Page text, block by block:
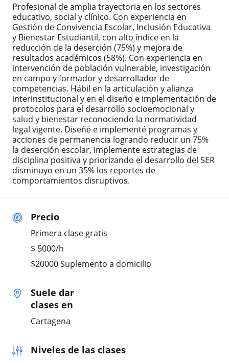
Precio
Primera clase gratis
$ 5000/h
$20000 Suplemento a domicilio
Suele dar
clases en
Cartagena
Niveles de las clases
Profesional de amplia trayectoria en los sectores
educativo, social y clínico. Con experiencia en
Gestión de Convivencia Escolar, Inclusión Educativa
y Bienestar Estudiantil, con alto índice en la
reducción de la deserción (75%) y mejora de
resultados académicos (58%). Con experiencia en
intervención de población vulnerable, investigación
en campo y formador y desarrollador de
competencias. Hábil en la articulación y alianza
interinstitucional y en el diseño e implementación de
protocolos para el desarrollo socioemocional y
salud y bienestar reconociendo la normatividad
legal vigente. Diseñé e implementé programas y
acciones de permanencia logrando reducir un 75%
la deserción escolar, implemente estrategias de
disciplina positiva y priorizando el desarrollo del SER
disminuyo en un 35% los reportes de
comportamientos disruptivos.